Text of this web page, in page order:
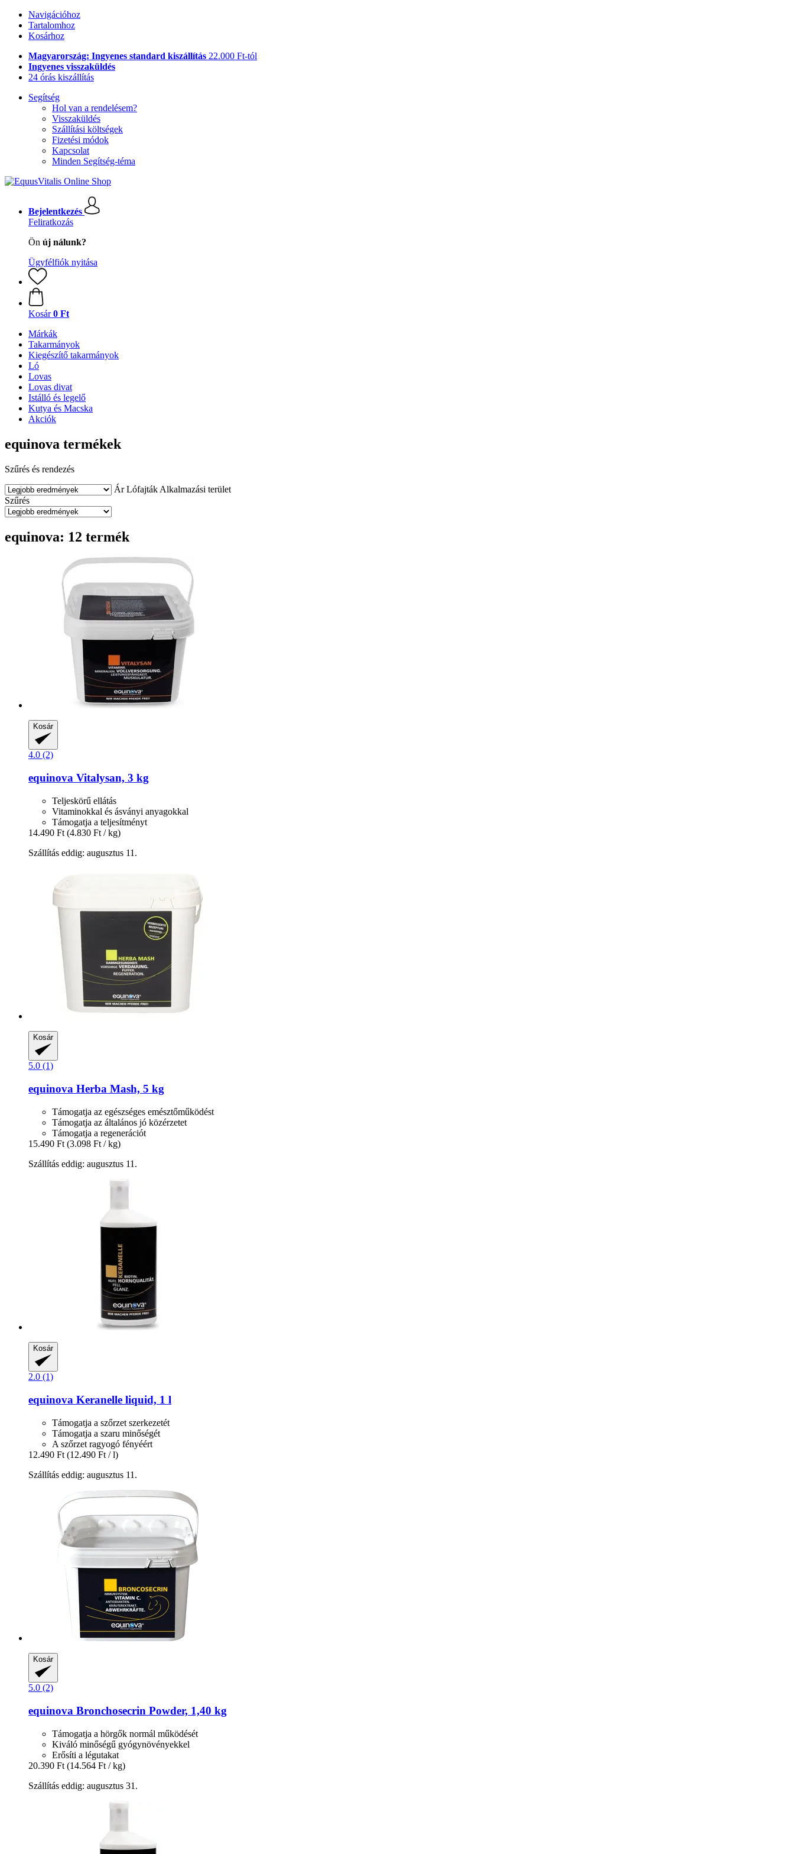
Navigációhoz
Tartalomhoz
Kosárhoz
Magyarország: Ingyenes standard kiszállítás 22.000 Ft-tól
Ingyenes visszaküldés
24 órás kiszállítás
Segítség
Hol van a rendelésem?
Visszaküldés
Szállítási költségek
Fizetési módok
Kapcsolat
Minden Segítség-téma
Bejelentkezés
Feliratkozás
Ön új nálunk?
Ügyfélfiók nyitása
Kosár 0 Ft
Márkák
Takarmányok
Kiegészítő takarmányok
Ló
Lovas
Lovas divat
Istálló és legelő
Kutya és Macska
Akciók
equinova termékek
Szűrés és rendezés
Ár Lófajták Alkalmazási terület
Szűrés
equinova: 12 termék
Kosár
4.0 (2)
equinova Vitalysan, 3 kg
Teljeskörű ellátás
Vitaminokkal és ásványi anyagokkal
Támogatja a teljesítményt
14.490 Ft (4.830 Ft / kg)
Szállítás eddig: augusztus 11.
Kosár
5.0 (1)
equinova Herba Mash, 5 kg
Támogatja az egészséges emésztőműködést
Támogatja az általános jó közérzetet
Támogatja a regenerációt
15.490 Ft (3.098 Ft / kg)
Szállítás eddig: augusztus 11.
Kosár
2.0 (1)
equinova Keranelle liquid, 1 l
Támogatja a szőrzet szerkezetét
Támogatja a szaru minőségét
A szőrzet ragyogó fényéért
12.490 Ft (12.490 Ft / l)
Szállítás eddig: augusztus 11.
Kosár
5.0 (2)
equinova Bronchosecrin Powder, 1,40 kg
Támogatja a hörgők normál működését
Kiváló minőségű gyógynövényekkel
Erősíti a légutakat
20.390 Ft (14.564 Ft / kg)
Szállítás eddig: augusztus 31.